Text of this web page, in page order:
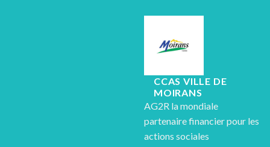
CCAS VILLE DE
MOIRANS
AG2R la mondiale
partenaire financier pour les
actions sociales